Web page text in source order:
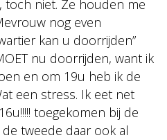
toch niet. Ze houden me
nog even
kan u doorrijden”
nu doorrijden, want ik
en om 19u heb ik de
een stress. Ik eet net
toegekomen bij de
tweede daar ook al